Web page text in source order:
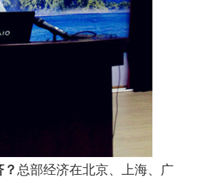
总部经济在北京、上海、广